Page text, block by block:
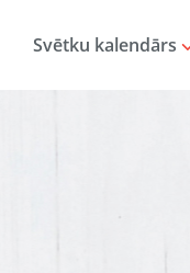
Svētku kalendārs